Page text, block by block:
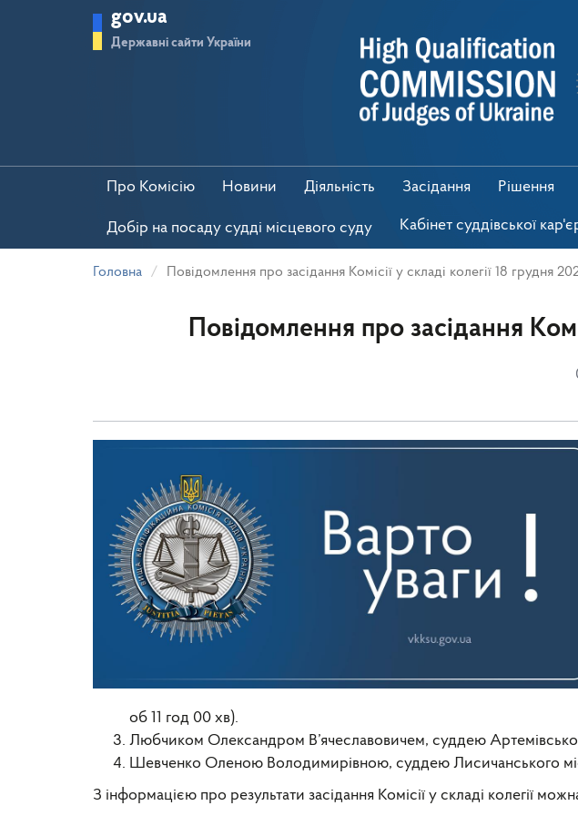
gov.ua
Державні сайти України
Про Комісію Новини Діяльність Засідання Рішення
Добір на посаду судді місцевого суду Кабінет суддівської
Головна Повідомлення про засідання Комісії у складі колегії 18 грудня
Повідомлення про засідання
об 11 год 00 хв).
Любчиком Олександром В’ячеславовичем, суддею
Шевченко Оленою Володимирівною, суддею Лисичанського
З інформацією про результати засідання Комісії у складі колегії